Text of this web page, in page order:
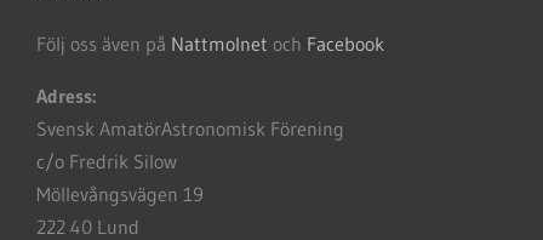
Följ oss även på Nattmolnet och Facebook
Adress:
Svensk AmatörAstronomisk Förening
c/o Fredrik Silow
Möllevångsvägen 19
222 40 Lund